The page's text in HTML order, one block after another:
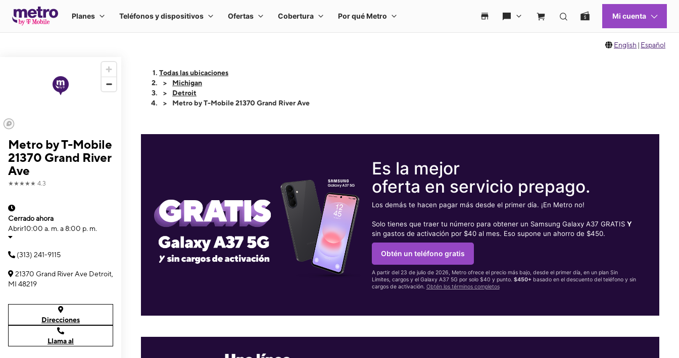
English | Español
Metro by T-Mobile
21370 Grand River
Ave
★★★★★ 4.3
Cerrado ahora
Abrir10:00 a. m. a 8:00 p. m.
(313) 241-9115
21370 Grand River Ave Detroit,
MI 48219
Direcciones
Llama al
Todas las ubicaciones
Michigan
Detroit
Metro by T-Mobile 21370 Grand River Ave
Es la mejor
oferta en servicio prepago.
Los demás te hacen pagar más desde el primer día. ¡En Metro no!
Solo tienes que traer tu número para obtener un Samsung Galaxy A37 GRATIS Y
sin gastos de activación por $40 al mes. Eso supone un ahorro de $450.
Obtén un teléfono gratis
A partir del 23 de julio de 2026, Metro ofrece el precio más bajo, desde el primer día, en un plan Sin
Límites, cargos y el Galaxy A37 5G por solo $40 y punto. $450+basado en el descuento del teléfono y sin
cargos de activación. Obtén los términos completos